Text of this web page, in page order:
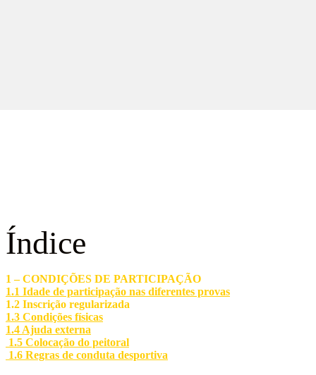
Índice
1 – CONDIÇÕES DE PARTICIPAÇÃO
1.1 Idade de participação nas diferentes provas
1.2 Inscrição regularizada
1.3 Condições físicas
1.4 Ajuda externa
1.5 Colocação do peitoral
1.6 Regras de conduta desportiva